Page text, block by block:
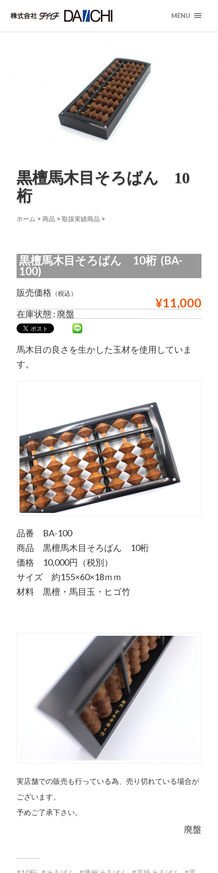
MENU
黒檀馬木目そろばん 10
桁
ホーム > 商品 > 取扱実績商品 >
黒檀馬木目そろばん 10桁 (BA-
100)
販売価格 （税込）
¥11,000
在庫状態 : 廃盤
馬木目の良さを生かした玉材を使用していま
す。
品番 BA-100
商品 黒檀馬木目そろばん 10桁
価格 10,000円（税別）
サイズ 約155×60×18ｍｍ
材料 黒檀・馬目玉・ヒゴ竹
実店舗での販売も行っている為、売り切れている場合が
ございます。
予めご了承下さい。
廃盤